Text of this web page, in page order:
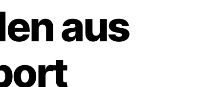
aus